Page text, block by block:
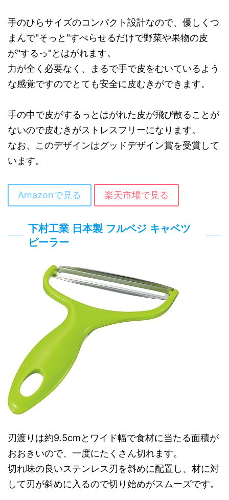
手のひらサイズのコンパクト設計なので、優しくつ
まんで"そっと"すべらせるだけで野菜や果物の皮
が"するっ"とはがれます。
力が全く必要なく、まるで手で皮をむいているよう
な感覚ですのでとても安全に皮むきができます。
手の中で皮がするっとはがれた皮が飛び散ることが
ないので皮むきがストレスフリーになります。
なお、このデザインはグッドデザイン賞を受賞して
います。
Amazonで見る 楽天市場で見る
下村工業 日本製 フルベジ キャベツ
ピーラー
刃渡りは約9.5cmとワイド幅で食材に当たる面積が
おおきいので、一度にたくさん切れます。
切れ味の良いステンレス刃を斜めに配置し、材に対
して刃が斜めに入るので切り始めがスムーズです。